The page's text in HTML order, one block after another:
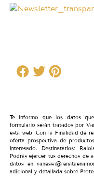
Te informo que los datos
formulario serán tratados por
esta web. Con la Finalidad de
oferta prospectiva de
interesado. Destinatarios:
Podrás ejercer tus derechos de
datos en
adicional y detallada sobre